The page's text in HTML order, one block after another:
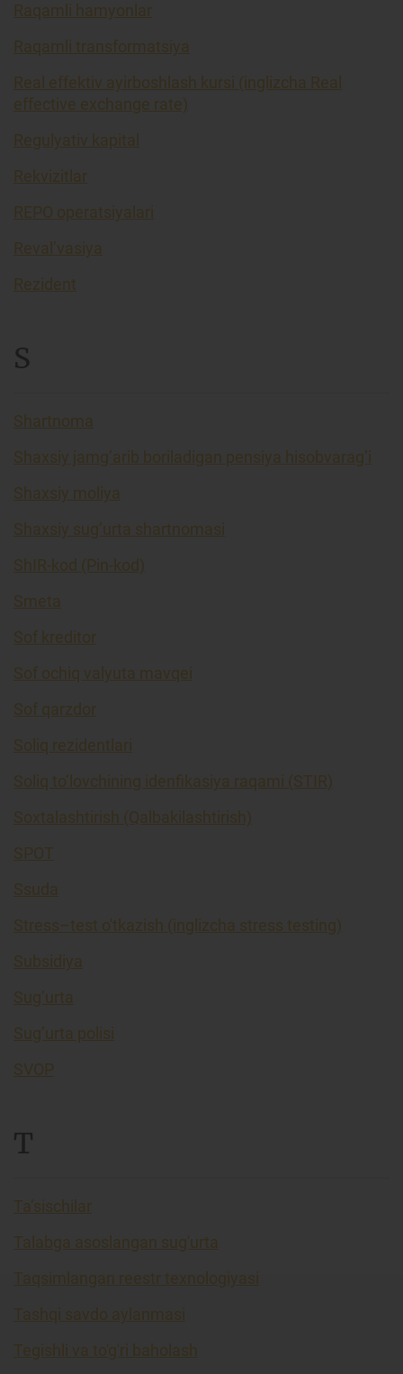
Raqamli hamyonlar
Raqamli transformatsiya
Real effektiv ayirboshlash kursi (inglizcha Real
effective exchange rate)
Regulyativ kapital
Rekvizitlar
REPO operatsiyalari
Reval’vasiya
Rezident
S
Shartnoma
Shaxsiy jamg’arib boriladigan pensiya hisobvarag’i
Shaxsiy moliya
Shaxsiy sug’urta shartnomasi
ShIR-kod (Pin-kod)
Smeta
Sof kreditor
Sof ochiq valyuta mavqei
Sof qarzdor
Soliq rezidentlari
Soliq to’lovchining idenfikasiya raqami (STIR)
Soxtalashtirish (Qalbakilashtirish)
SPOT
Ssuda
Stress–test o'tkazish (inglizcha stress testing)
Subsidiya
Sug’urta
Sug’urta polisi
SVOP
T
Ta’sischilar
Talabga asoslangan sug'urta
Taqsimlangan reestr texnologiyasi
Tashqi savdo aylanmasi
Tegishli va to'g'ri baholash